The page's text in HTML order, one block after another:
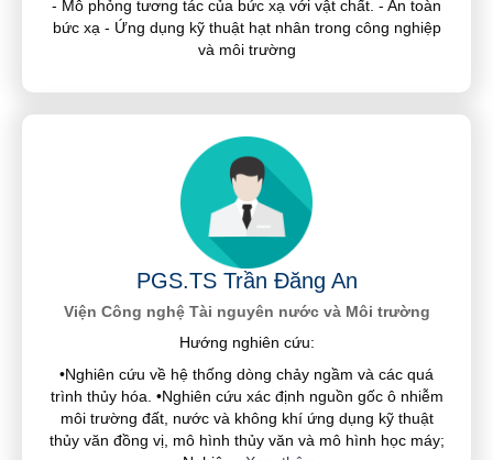
- Mô phỏng tương tác của bức xạ với vật chất. - An toàn
bức xạ - Ứng dụng kỹ thuật hạt nhân trong công nghiệp
và môi trường
PGS.TS Trần Đăng An
Viện Công nghệ Tài nguyên nước và Môi trường
Hướng nghiên cứu:
•Nghiên cứu về hệ thống dòng chảy ngầm và các quá
trình thủy hóa. •Nghiên cứu xác định nguồn gốc ô nhiễm
môi trường đất, nước và không khí ứng dụng kỹ thuật
thủy văn đồng vị, mô hình thủy văn và mô hình học máy;